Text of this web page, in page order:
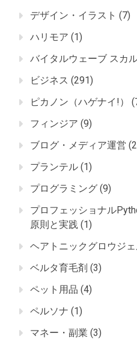
デザイン・イラスト (7)
ハリモア (1)
バイタルウェーブ スカ
ビジネス (291)
ピカノン（ハゲナイ!）
フィンジア (9)
ブログ・メディア運営
プランテル (1)
プログラミング (9)
プロフェッショナル
原則と実践 (1)
ヘアトニックグロウジ
ベルタ育毛剤 (3)
ペット用品 (4)
ペルソナ (1)
マネー・副業 (3)